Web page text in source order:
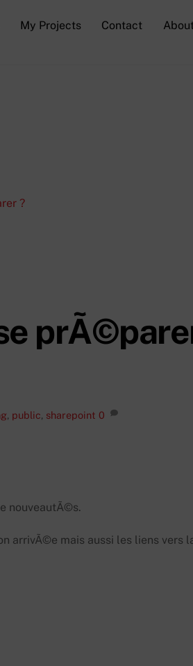
My Projects Contact
, public, sharepoint 0
nouveautÃ©s.
arrivÃ©e mais aussi les liens vers